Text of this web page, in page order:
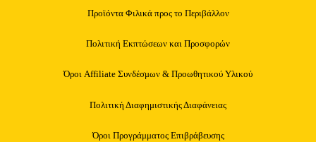
Προϊόντα Φιλικά προς το Περιβάλλον
Πολιτική Εκπτώσεων και Προσφορών
Όροι Affiliate Συνδέσμων & Προωθητικού Υλικού
Πολιτική Διαφημιστικής Διαφάνειας
Όροι Προγράμματος Επιβράβευσης